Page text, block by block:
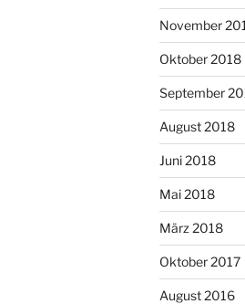
November
Oktober 2018
September
August 2018
Juni 2018
Mai 2018
März 2018
Oktober 2017
August 2016